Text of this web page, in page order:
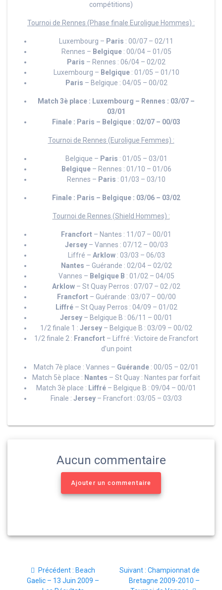
compétitions)
Tournoi de Rennes (Phase finale Euroligue Hommes) :
Luxembourg – Paris : 00/07 – 02/11
Rennes – Belgique: 00/04 – 01/05
Paris – Rennes : 06/04 – 02/02
Luxembourg – Belgique: 01/05 – 01/10
Paris – Belgique : 04/05 – 00/02
Match 3è place : Luxembourg – Rennes : 03/07 –
03/01
Finale : Paris – Belgique : 02/07 – 00/03
Tournoi de Rennes (Euroligue Femmes) :
Belgique – Paris : 01/05 – 03/01
Belgique– Rennes : 01/10 – 01/06
Rennes – Paris : 01/03 – 03/10
Finale : Paris – Belgique : 03/06 – 03/02
Tournoi de Rennes (Shield Hommes) :
Francfort – Nantes : 11/07 – 00/01
Jersey– Vannes : 07/12 – 00/03
Liffré – Arklow: 03/03 – 06/03
Nantes – Guérande : 02/04 – 02/02
Vannes – Belgique B : 01/02 – 04/05
Arklow – St Quay Perros : 07/07 – 02 /02
Francfort– Guérande : 03/07 – 00/00
Liffré– St Quay Perros : 04/09 – 01/02
Jersey – Belgique B : 06/11 – 00/01
1/2 finale 1 : Jersey – Belgique B : 03/09 – 00/02
1/2 finale 2 : Francfort – Liffré : Victoire de Francfort
d’un point
Match 7è place : Vannes – Guérande : 00/05 – 02/01
Match 5è place : Nantes – St Quay : Nantes par forfait
Match 3è place : Liffré – Belgique B : 09/04 – 00/01
Finale : Jersey – Francfort : 03/05 – 03/03
Aucun commentaire
Ajouter un commentaire
de
Précédent : Article
précédent
Beach
Gaelic – 13 Juin 2009 –
Suivant : Article
suivant
Championnat de
Bretagne 2009-2010 –